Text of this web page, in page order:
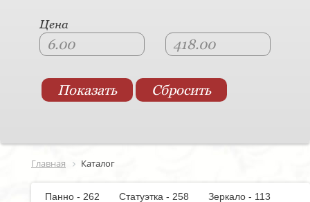
Цена
Главная Каталог
Панно - 262 Статуэтка - 258
Зеркало - 113